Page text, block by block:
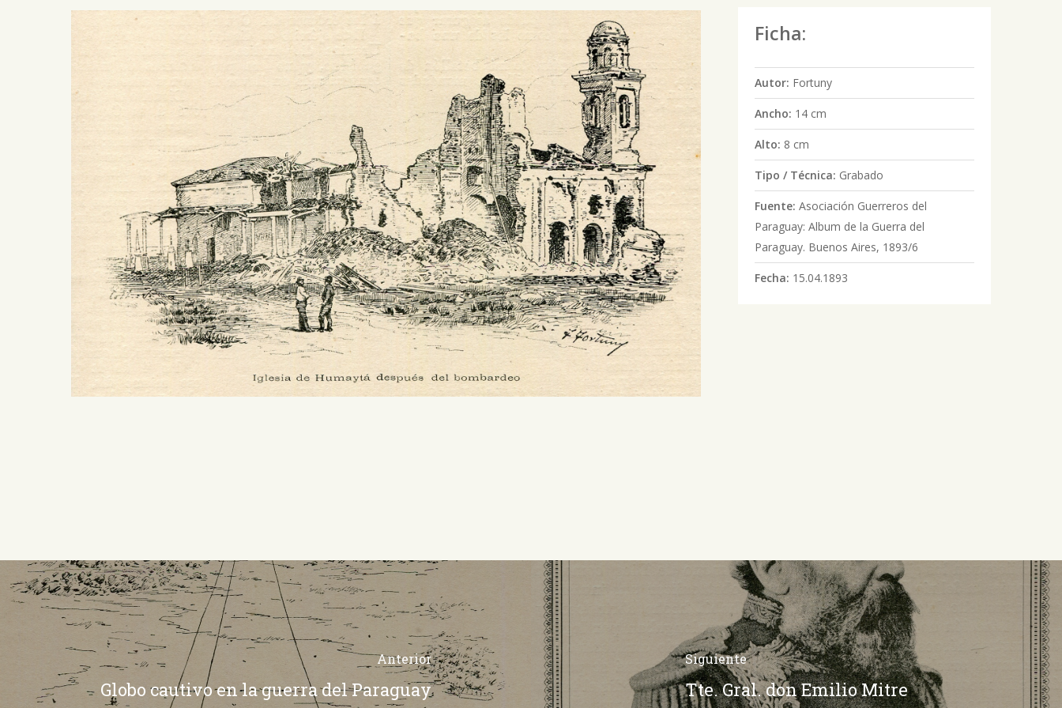
Ficha:
Autor: Fortuny
Ancho: 14 cm
Alto: 8 cm
Tipo / Técnica: Grabado
Fuente: Asociación Guerreros del
Paraguay: Album de la Guerra del
Paraguay. Buenos Aires, 1893/6
Fecha: 15.04.1893
Anterior
Globo cautivo en la guerra del Paraguay
Siguiente
Tte. Gral. don Emilio Mitre